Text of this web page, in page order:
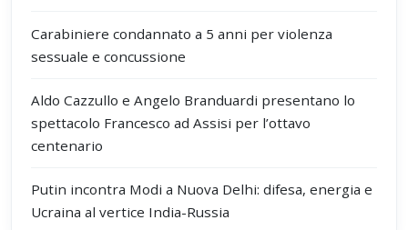
Carabiniere condannato a 5 anni per violenza
sessuale e concussione
Aldo Cazzullo e Angelo Branduardi presentano lo
spettacolo Francesco ad Assisi per l’ottavo
centenario
Putin incontra Modi a Nuova Delhi: difesa, energia e
Ucraina al vertice India-Russia